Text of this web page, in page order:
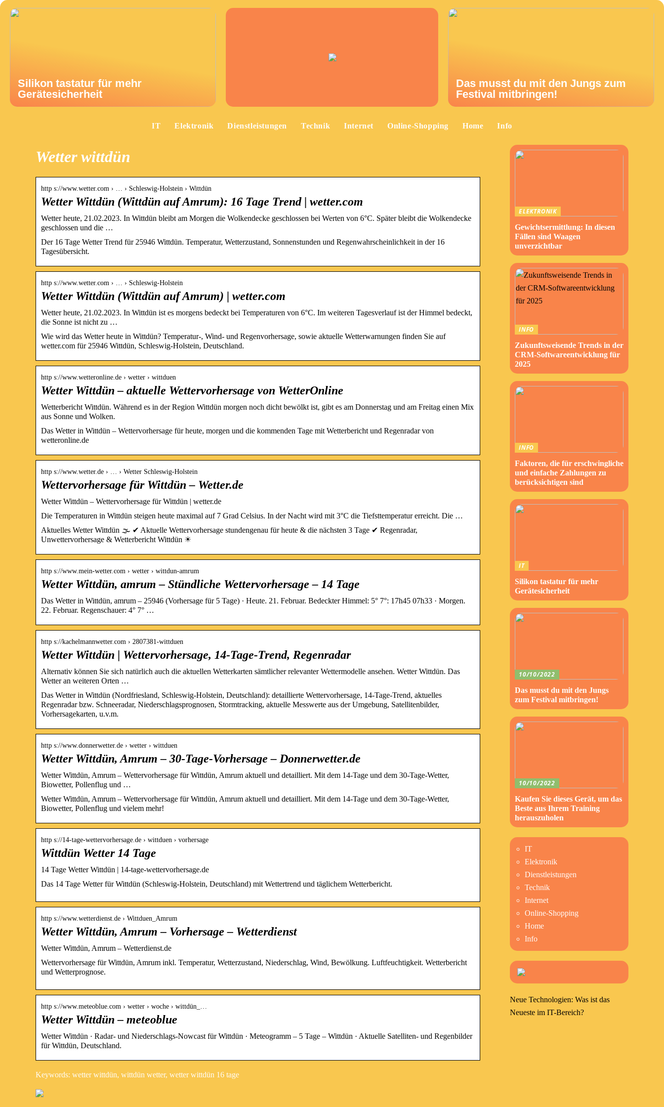
Silikon tastatur für mehr
Gerätesicherheit
Das musst du mit den Jungs zum
Festival mitbringen!
IT Elektronik Dienstleistungen Technik Internet Online-Shopping Home Info
Wetter wittdün
http s://www.wetter.com › … › Schleswig-Holstein › Wittdün
Wetter Wittdün (Wittdün auf Amrum): 16 Tage Trend | wetter.com
Wetter heute, 21.02.2023. In Wittdün bleibt am Morgen die Wolkendecke geschlossen bei Werten von 6°C. Später bleibt die Wolkendecke
geschlossen und die …
Der 16 Tage Wetter Trend für 25946 Wittdün. Temperatur, Wetterzustand, Sonnenstunden und Regenwahrscheinlichkeit in der 16
Tagesübersicht.
http s://www.wetter.com › … › Schleswig-Holstein
Wetter Wittdün (Wittdün auf Amrum) | wetter.com
Wetter heute, 21.02.2023. In Wittdün ist es morgens bedeckt bei Temperaturen von 6°C. Im weiteren Tagesverlauf ist der Himmel bedeckt,
die Sonne ist nicht zu …
Wie wird das Wetter heute in Wittdün? Temperatur-, Wind- und Regenvorhersage, sowie aktuelle Wetterwarnungen finden Sie auf
wetter.com für 25946 Wittdün, Schleswig-Holstein, Deutschland.
http s://www.wetteronline.de › wetter › wittduen
Wetter Wittdün – aktuelle Wettervorhersage von WetterOnline
Wetterbericht Wittdün. Während es in der Region Wittdün morgen noch dicht bewölkt ist, gibt es am Donnerstag und am Freitag einen Mix
aus Sonne und Wolken.
Das Wetter in Wittdün – Wettervorhersage für heute, morgen und die kommenden Tage mit Wetterbericht und Regenradar von
wetteronline.de
http s://www.wetter.de › … › Wetter Schleswig-Holstein
Wettervorhersage für Wittdün – Wetter.de
Wetter Wittdün – Wettervorhersage für Wittdün | wetter.de
Die Temperaturen in Wittdün steigen heute maximal auf 7 Grad Celsius. In der Nacht wird mit 3°C die Tiefsttemperatur erreicht. Die …
Aktuelles Wetter Wittdün 🌫️ ✔ Aktuelle Wettervorhersage stundengenau für heute & die nächsten 3 Tage ✔ Regenradar,
Unwettervorhersage & Wetterbericht Wittdün ☀
http s://www.mein-wetter.com › wetter › wittdun-amrum
Wetter Wittdün, amrum – Stündliche Wettervorhersage – 14 Tage
Das Wetter in Wittdün, amrum – 25946 (Vorhersage für 5 Tage) · Heute. 21. Februar. Bedeckter Himmel: 5° 7°: 17h45 07h33 · Morgen.
22. Februar. Regenschauer: 4° 7° …
http s://kachelmannwetter.com › 2807381-wittduen
Wetter Wittdün | Wettervorhersage, 14-Tage-Trend, Regenradar
Alternativ können Sie sich natürlich auch die aktuellen Wetterkarten sämtlicher relevanter Wettermodelle ansehen. Wetter Wittdün. Das
Wetter an weiteren Orten …
Das Wetter in Wittdün (Nordfriesland, Schleswig-Holstein, Deutschland): detaillierte Wettervorhersage, 14-Tage-Trend, aktuelles
Regenradar bzw. Schneeradar, Niederschlagsprognosen, Stormtracking, aktuelle Messwerte aus der Umgebung, Satellitenbilder,
Vorhersagekarten, u.v.m.
http s://www.donnerwetter.de › wetter › wittduen
Wetter Wittdün, Amrum – 30-Tage-Vorhersage – Donnerwetter.de
Wetter Wittdün, Amrum – Wettervorhersage für Wittdün, Amrum aktuell und detailliert. Mit dem 14-Tage und dem 30-Tage-Wetter,
Biowetter, Pollenflug und …
Wetter Wittdün, Amrum – Wettervorhersage für Wittdün, Amrum aktuell und detailliert. Mit dem 14-Tage und dem 30-Tage-Wetter,
Biowetter, Pollenflug und vielem mehr!
http s://14-tage-wettervorhersage.de › wittduen › vorhersage
Wittdün Wetter 14 Tage
14 Tage Wetter Wittdün | 14-tage-wettervorhersage.de
Das 14 Tage Wetter für Wittdün (Schleswig-Holstein, Deutschland) mit Wettertrend und täglichem Wetterbericht.
http s://www.wetterdienst.de › Wittduen_Amrum
Wetter Wittdün, Amrum – Vorhersage – Wetterdienst
Wetter Wittdün, Amrum – Wetterdienst.de
Wettervorhersage für Wittdün, Amrum inkl. Temperatur, Wetterzustand, Niederschlag, Wind, Bewölkung. Luftfeuchtigkeit. Wetterbericht
und Wetterprognose.
http s://www.meteoblue.com › wetter › woche › wittdün_…
Wetter Wittdün – meteoblue
Wetter Wittdün · Radar- und Niederschlags-Nowcast für Wittdün · Meteogramm – 5 Tage – Wittdün · Aktuelle Satelliten- und Regenbilder
für Wittdün, Deutschland.
Keywords: wetter wittdün, wittdün wetter, wetter wittdün 16 tage
ELEKTRONIK
Gewichtsermittlung: In diesen
Fällen sind Waagen
unverzichtbar
INFO
Zukunftsweisende Trends in der
CRM-Softwareentwicklung für
2025
INFO
Faktoren, die für erschwingliche
und einfache Zahlungen zu
berücksichtigen sind
IT
Silikon tastatur für mehr
Gerätesicherheit
10/10/2022
Das musst du mit den Jungs
zum Festival mitbringen!
10/10/2022
Kaufen Sie dieses Gerät, um das
Beste aus Ihrem Training
herauszuholen
IT
Elektronik
Dienstleistungen
Technik
Internet
Online-Shopping
Home
Info
Neue Technologien: Was ist das
Neueste im IT-Bereich?